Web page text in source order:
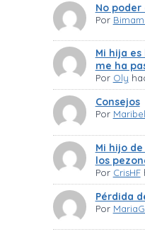
No
Por
Mi hija
me ha
Por Oly
Consejos
Por
Mi hijo
los
Por CrisHF
Pérdida
Por